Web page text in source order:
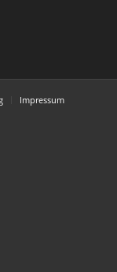
Impressum